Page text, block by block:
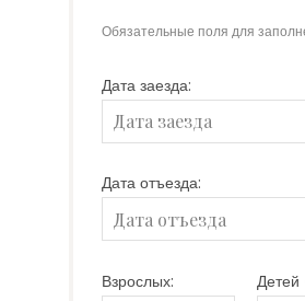
Обязательные поля для
Дата заезда:
Дата отъезда:
Взрослых: Детей